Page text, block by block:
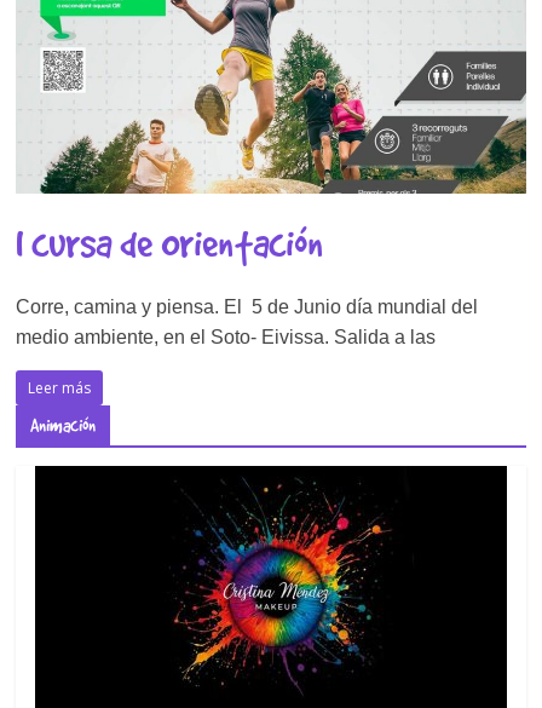
I cursa de Orientación
Corre, camina y piensa. El 5 de Junio día mundial del
medio ambiente, en el Soto- Eivissa. Salida a las
Leer más
Animación